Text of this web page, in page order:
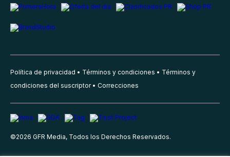
Política de privacidad Términos y condiciones
Términos y
condiciones del suscriptor
Correcciones
©2026 GFR Media, Todos los Derechos Reservados.